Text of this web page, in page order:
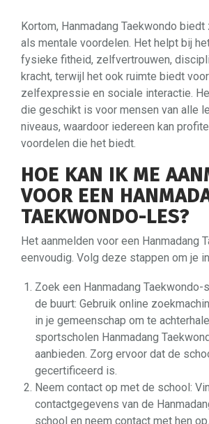
Kortom, Hanmadang Taekwondo
als mentale voordelen. Het helpt bij
fysieke fitheid, zelfvertrouwen,
kracht, terwijl het ook ruimte biedt
zelfexpressie en sociale interactie.
die geschikt is voor mensen van alle
niveaus, waardoor iedereen kan
voordelen die het biedt.
HOE KAN IK ME
VOOR EEN
TAEKWONDO-LES?
Het aanmelden voor een Hanmadang
eenvoudig. Volg deze stappen om je
Zoek een Hanmadang Taekwondo-
de buurt: Gebruik online
in je gemeenschap om te
sportscholen Hanmadang
aanbieden. Zorg ervoor dat de
gecertificeerd is.
Neem contact op met de school:
contactgegevens van de
school en neem contact met hen